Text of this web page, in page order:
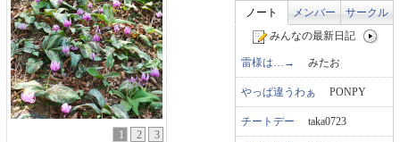
1 2
3
ノート
メンバー
サークル
みんなの最新日記
雷様は…→ みたお
やっぱ違うわぁ PONPY
チートデー taka0723